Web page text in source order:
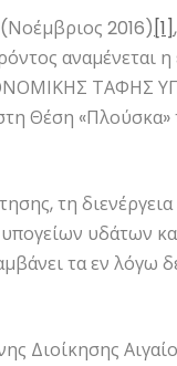
2016) [1]
αναμένεται
ΤΑΦΗΣ
Θέση «Πλούσκα»
τη
υδάτων
τα εν λόγω
Διοίκησης